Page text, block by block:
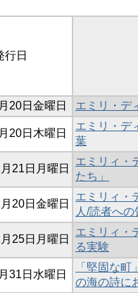
行日
20日金曜日 エミリ・デ
20日木曜日
エミリ・デ
葉
21日月曜日
エミリィ・
たち」
20日金曜日
エミリィ・
人/読者への
25日月曜日
エミリィ・
る実験
31日水曜日
「堅固な
の海の詩に